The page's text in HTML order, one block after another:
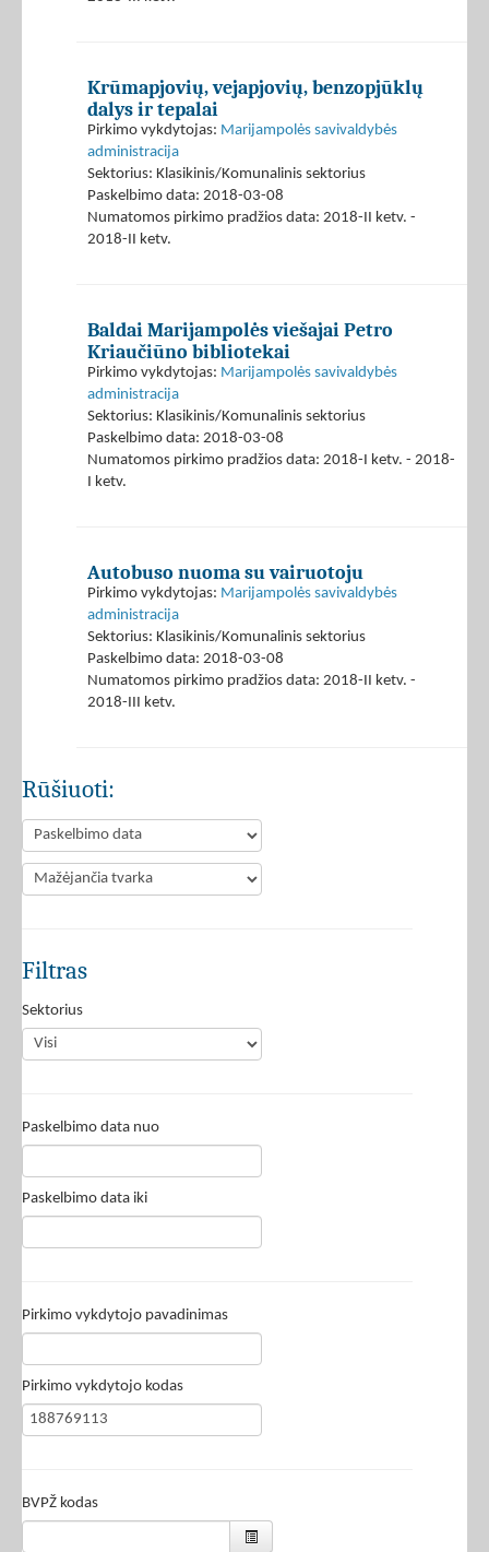
Krūmapjovių, vejapjovių, benzopjūklų
dalys ir tepalai
Pirkimo vykdytojas: Marijampolės savivaldybės
administracija
Sektorius: Klasikinis/Komunalinis sektorius
Paskelbimo data: 2018-03-08
Numatomos pirkimo pradžios data: 2018-II ketv. -
2018-II ketv.
Baldai Marijampolės viešajai Petro
Kriaučiūno bibliotekai
Pirkimo vykdytojas: Marijampolės savivaldybės
administracija
Sektorius: Klasikinis/Komunalinis sektorius
Paskelbimo data: 2018-03-08
Numatomos pirkimo pradžios data: 2018-I ketv. - 2018-
I ketv.
Autobuso nuoma su vairuotoju
Pirkimo vykdytojas: Marijampolės savivaldybės
administracija
Sektorius: Klasikinis/Komunalinis sektorius
Paskelbimo data: 2018-03-08
Numatomos pirkimo pradžios data: 2018-II ketv. -
2018-III ketv.
Rūšiuoti:
Filtras
Sektorius
Paskelbimo data nuo
Paskelbimo data iki
Pirkimo vykdytojo pavadinimas
Pirkimo vykdytojo kodas
BVPŽ kodas